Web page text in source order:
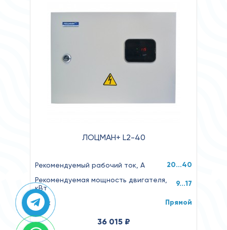
ЛОЦМАН+ L2-40
Рекомендуемый рабочий ток, А 20…40
Рекомендуемая мощность двигателя,
кВт
9...17
Пуск Прямой
36 015 ₽